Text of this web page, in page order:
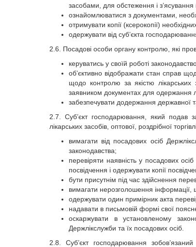
засобами, для обстеження і
ознайомлюватися з документами,
отримувати копії (ксерокопії)
одержувати від суб’єкта
2.6. Посадові особи органу контролю, які
керуватись у своїй роботі
об’єктивно відображати стан справ
щодо контролю за якістю
заявником документах для одержання
забезпечувати додержання державної
2.7. Суб’єкт господарювання, який подав
лікарських засобів, оптової, роздрібної
вимагати від посадових осіб
законодавства;
перевіряти наявність у посадових
посвідчення і одержувати копії
бути присутнім під час здійснення
вимагати нерозголошення
одержувати один примірник акта
надавати в письмовій формі свої
оскаржувати в установленому
Держлікслужби та їх посадових осіб.
2.8. Суб’єкт господарювання